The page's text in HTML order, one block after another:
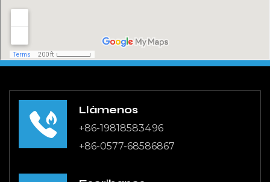
la válvula solenoide de la impresora garantiza que
se mantenga constantemente el caudal deseado.
Durabilidad y confiabilidad
Construida con materiales de primera calidad, la
condiciones duras, incluidas altas presiones y
temperaturas, sin comprometer el rendimiento.
Esta longevidad reduce los costos de
Llámenos
+86-19818583496
+86-0577-68586867